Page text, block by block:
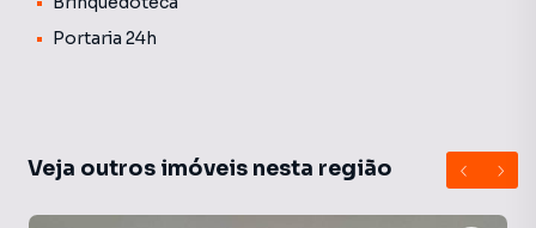
Portaria 24h
Veja outros imóveis nesta região